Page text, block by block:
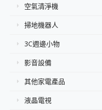
空氣清淨機
掃地機器人
3C週邊小物
影音設備
其他家電產品
液晶電視